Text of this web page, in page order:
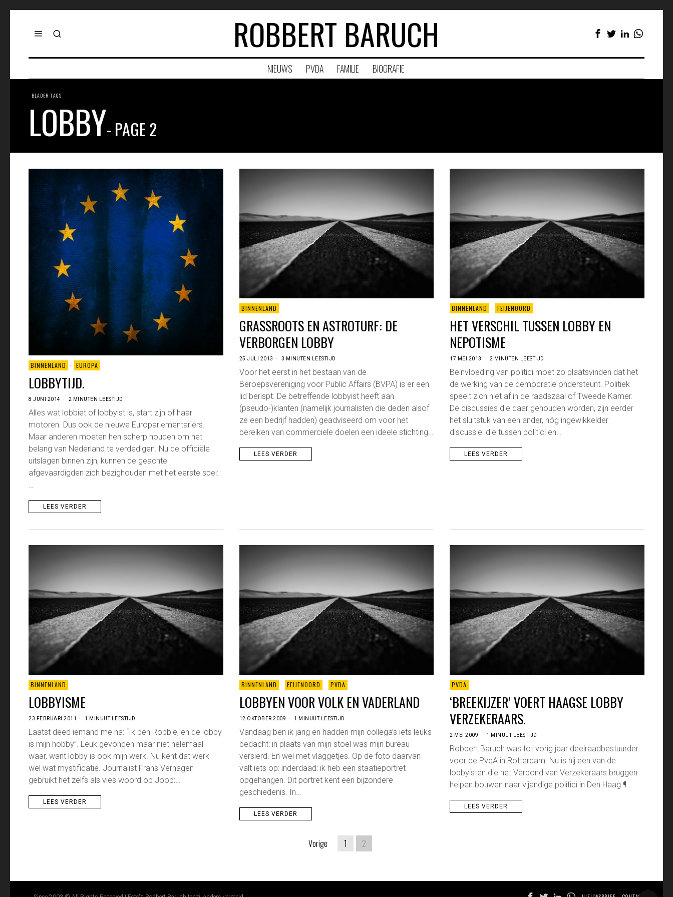
ROBBERT BARUCH
NIEUWS PVDA FAMILIE BIOGRAFIE
BLADER TAGS
LOBBY- PAGE 2
BINNENLAND · EUROPA
LOBBYTIJD.
8 JUNI 2014 2 MINUTEN LEESTIJD
Alles wat lobbiet of lobbyist is, start zijn of haar
motoren. Dus ook de nieuwe Europarlementariërs.
Maar anderen moeten hen scherp houden om het
belang van Nederland te verdedigen. Nu de officiële
uitslagen binnen zijn, kunnen de geachte
afgevaardigden zich bezighouden met het eerste spel:
…
LEES VERDER
BINNENLAND
GRASSROOTS EN ASTROTURF: DE
VERBORGEN LOBBY
25 JULI 2013 3 MINUTEN LEESTIJD
Voor het eerst in het bestaan van de
Beroepsvereniging voor Public Affairs (BVPA) is er een
lid berispt. De betreffende lobbyist heeft aan
(pseudo-)klanten (namelijk journalisten die deden alsof
ze een bedrijf hadden) geadviseerd om voor het
bereiken van commerciele doelen een ideele stichting…
LEES VERDER
BINNENLAND · FEIJENOORD
HET VERSCHIL TUSSEN LOBBY EN
NEPOTISME
17 MEI 2013 2 MINUTEN LEESTIJD
Beinvloeding van politici moet zo plaatsvinden dat het
de werking van de democratie ondersteunt. Politiek
speelt zich niet af in de raadszaal of Tweede Kamer.
De discussies die daar gehouden worden, zijn eerder
het sluitstuk van een ander, nóg ingewikkelder
discussie: die tussen politici en…
LEES VERDER
BINNENLAND
LOBBYISME
23 FEBRUARI 2011 1 MINUUT LEESTIJD
Laatst deed iemand me na: “Ik ben Robbie, en de lobby
is mijn hobby”. Leuk gevonden maar niet helemaal
waar, want lobby is ook mijn werk. Nu kent dat werk
wel wat mystificatie. Journalist Frans Verhagen
gebruikt het zelfs als vies woord op Joop:…
LEES VERDER
BINNENLAND · FEIJENOORD · PVDA
LOBBYEN VOOR VOLK EN VADERLAND
12 OKTOBER 2009 1 MINUUT LEESTIJD
Vandaag ben ik jarig en hadden mijn collega’s iets leuks
bedacht: in plaats van mijn stoel was mijn bureau
versierd. En wel met vlaggetjes. Op de foto daarvan
valt iets op: inderdaad: ik heb een staatieportret
opgehangen. Dit portret kent een bijzondere
geschiedenis. In…
LEES VERDER
PVDA
‘BREEKIJZER’ VOERT HAAGSE LOBBY
VERZEKERAARS.
2 MEI 2009 1 MINUUT LEESTIJD
Robbert Baruch was tot vorig jaar deelraadbestuurder
voor de PvdA in Rotterdam. Nu is hij een van de
lobbyisten die het Verbond van Verzekeraars bruggen
helpen bouwen naar vijandige politici in Den Haag.¶…
LEES VERDER
Vorige 1 2